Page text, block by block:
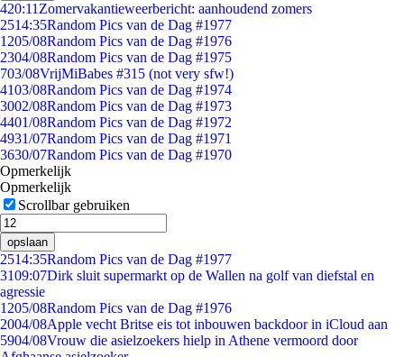
420:11 Zomervakantieweerbericht: aanhoudend zomers
2514:35Random Pics van de Dag #1977
1205/08Random Pics van de Dag #1976
2304/08Random Pics van de Dag #1975
703/08VrijMiBabes #315 (not very sfw!)
4103/08Random Pics van de Dag #1974
3002/08Random Pics van de Dag #1973
4401/08Random Pics van de Dag #1972
4931/07Random Pics van de Dag #1971
3630/07Random Pics van de Dag #1970
Opmerkelijk
Opmerkelijk
Scrollbar gebruiken
opslaan
2514:35Random Pics van de Dag #1977
3109:07Dirk sluit supermarkt op de Wallen na golf van diefstal en
agressie
1205/08Random Pics van de Dag #1976
2004/08Apple vecht Britse eis tot inbouwen backdoor in iCloud aan
5904/08Vrouw die asielzoekers hielp in Athene vermoord door